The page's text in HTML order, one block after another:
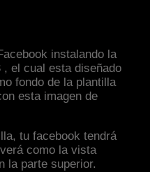
instalando la
, el cual esta diseñado
fondo de la plantilla
esta imagen de
tu facebook tendrá
como la vista
la parte superior.